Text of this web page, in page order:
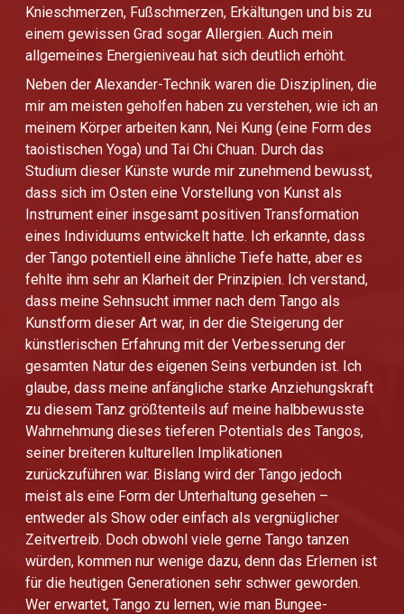
Knieschmerzen, Fußschmerzen, Erkältungen und bis zu
einem gewissen Grad sogar Allergien. Auch mein
allgemeines Energieniveau hat sich deutlich erhöht.
Neben der Alexander-Technik waren die Disziplinen, die
mir am meisten geholfen haben zu verstehen, wie ich an
meinem Körper arbeiten kann, Nei Kung (eine Form des
taoistischen Yoga) und Tai Chi Chuan. Durch das
Studium dieser Künste wurde mir zunehmend bewusst,
dass sich im Osten eine Vorstellung von Kunst als
Instrument einer insgesamt positiven Transformation
eines Individuums entwickelt hatte. Ich erkannte, dass
der Tango potentiell eine ähnliche Tiefe hatte, aber es
fehlte ihm sehr an Klarheit der Prinzipien. Ich verstand,
dass meine Sehnsucht immer nach dem Tango als
Kunstform dieser Art war, in der die Steigerung der
künstlerischen Erfahrung mit der Verbesserung der
gesamten Natur des eigenen Seins verbunden ist. Ich
glaube, dass meine anfängliche starke Anziehungskraft
zu diesem Tanz größtenteils auf meine halbbewusste
Wahrnehmung dieses tieferen Potentials des Tangos,
seiner breiteren kulturellen Implikationen
zurückzuführen war. Bislang wird der Tango jedoch
meist als eine Form der Unterhaltung gesehen –
entweder als Show oder einfach als vergnüglicher
Zeitvertreib. Doch obwohl viele gerne Tango tanzen
würden, kommen nur wenige dazu, denn das Erlernen ist
für die heutigen Generationen sehr schwer geworden.
Wer erwartet, Tango zu lernen, wie man Bungee-